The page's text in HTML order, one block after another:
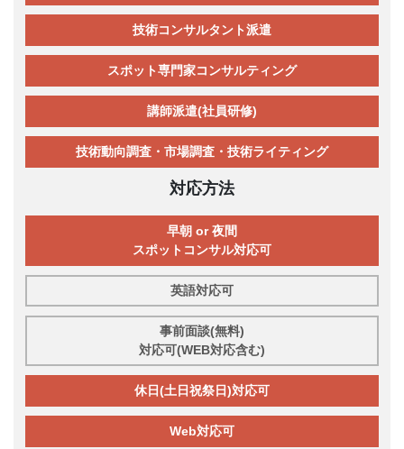
技術コンサルタント派遣
スポット専門家コンサルティング
講師派遣(社員研修)
技術動向調査・市場調査・技術ライティング
対応方法
早朝 or 夜間
スポットコンサル対応可
英語対応可
事前面談(無料)
対応可(WEB対応含む)
休日(土日祝祭日)対応可
Web対応可